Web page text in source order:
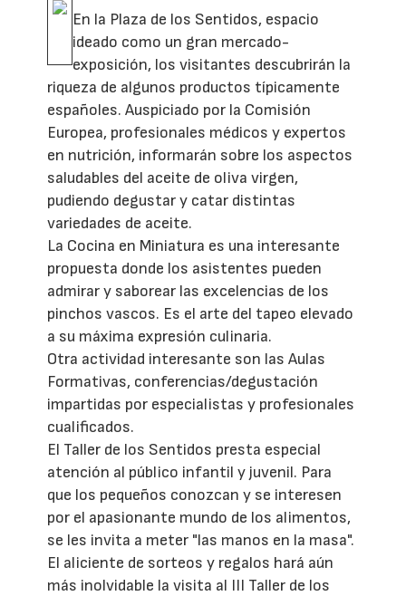
En la Plaza de los Sentidos, espacio
ideado como un gran mercado-
exposición, los visitantes descubrirán la
riqueza de algunos productos típicamente
españoles. Auspiciado por la Comisión
Europea, profesionales médicos y expertos
en nutrición, informarán sobre los aspectos
saludables del aceite de oliva virgen,
pudiendo degustar y catar distintas
variedades de aceite.
La Cocina en Miniatura es una interesante
propuesta donde los asistentes pueden
admirar y saborear las excelencias de los
pinchos vascos. Es el arte del tapeo elevado
a su máxima expresión culinaria.
Otra actividad interesante son las Aulas
Formativas, conferencias/degustación
impartidas por especialistas y profesionales
cualificados.
El Taller de los Sentidos presta especial
atención al público infantil y juvenil. Para
que los pequeños conozcan y se interesen
por el apasionante mundo de los alimentos,
se les invita a meter "las manos en la masa".
El aliciente de sorteos y regalos hará aún
más inolvidable la visita al III Taller de los